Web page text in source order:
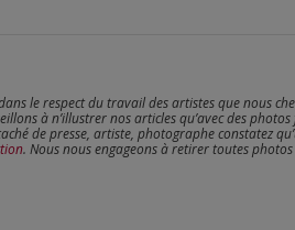
le respect du travail des artistes que nous
à n’illustrer nos articles qu’avec des
de presse, artiste, photographe constatez
. Nous nous engageons à retirer toutes